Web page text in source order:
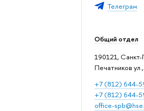
Телеграм
Общий отдел
190121,
Печатников
+7 (812) 644-
+7 (812) 644-
office-